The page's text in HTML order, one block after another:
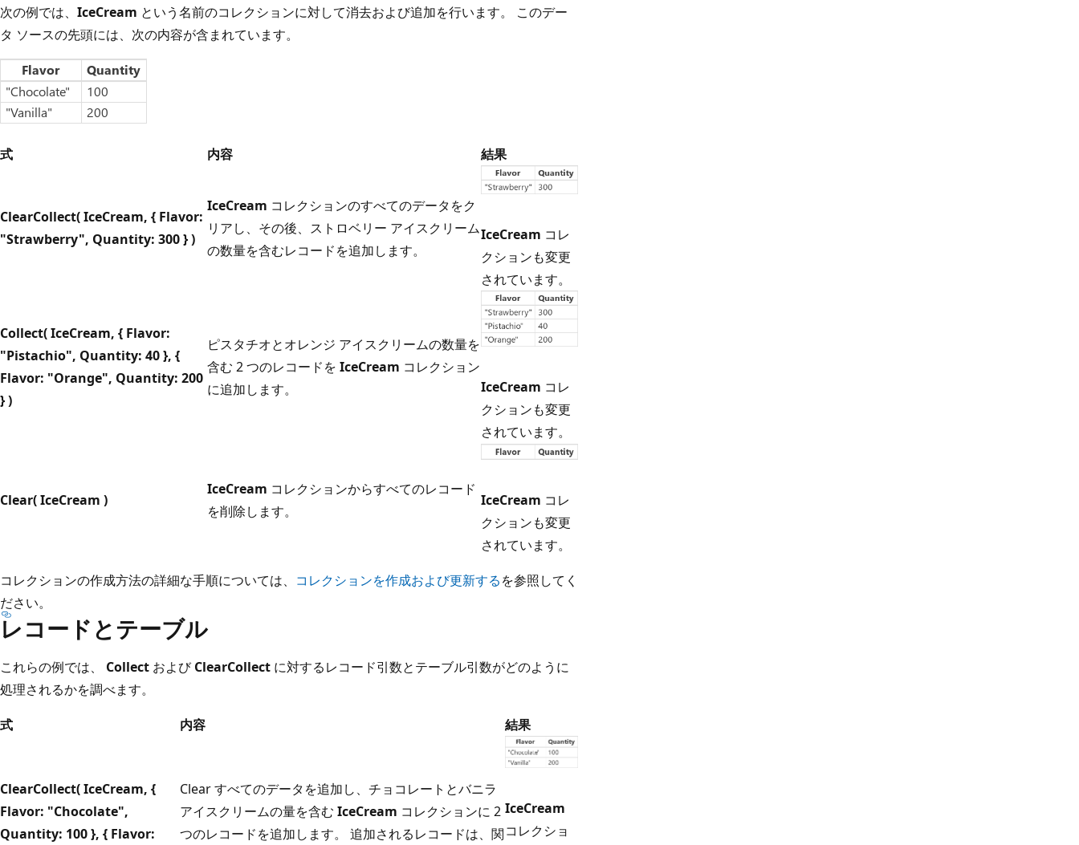
次の例では、 IceCream という名前のコレクションに対して消去および追加を行います。 このデー
タ ソースの先頭には、次の内容が含まれています。
式 内容 結果
ClearCollect( IceCream, { Flavor:
"Strawberry", Quantity: 300 } )
IceCream コレクションのすべてのデータをク
リアし、その後、ストロベリー アイスクリーム
の数量を含むレコードを追加します。
IceCream コレ
クションも変更
されています。
Collect( IceCream, { Flavor:
"Pistachio", Quantity: 40 }, {
Flavor: "Orange", Quantity: 200
} )
ピスタチオとオレンジ アイスクリームの数量を
含む 2 つのレコードを IceCream コレクション
に追加します。
IceCream コレ
クションも変更
されています。
Clear( IceCream )
IceCream コレクションからすべてのレコード
を削除します。
IceCream コレ
クションも変更
されています。
コレクションの作成方法の詳細な手順については、 コレクションを作成および更新するを参照してく
ださい。
レコードとテーブル
これらの例では、 Collect およびClearCollect に対するレコード引数とテーブル引数がどのように
処理されるかを調べます。
式
内容 結果
ClearCollect( IceCream, {
Flavor: "Chocolate",
Quantity: 100 }, { Flavor:
Clear すべてのデータを追加し、チョコレートとバニラ
アイスクリームの量を含む IceCream コレクションに 2
つのレコードを追加します。 追加されるレコードは、関
IceCream
コレクショ